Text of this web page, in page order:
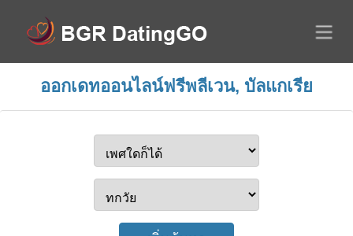
ออกเดทออนไลน์ฟรีพลีเวน, บัลแกเรีย